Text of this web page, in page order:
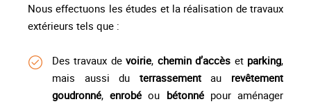
Nous effectuons les études et la réalisation de travaux
extérieurs tels que :
Des travaux devoirie, chemin d’accès et parking,
mais aussi du terrassementau revêtement
goudronné,enrobé ou bétonnépour aménager